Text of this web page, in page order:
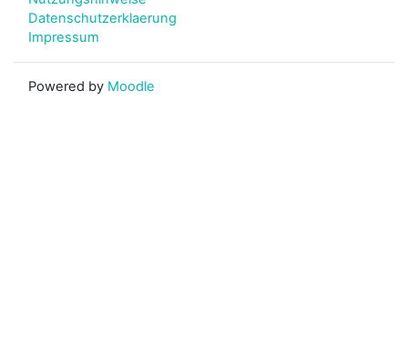
Datenschutzerklaerung
Impressum
Powered by Moodle